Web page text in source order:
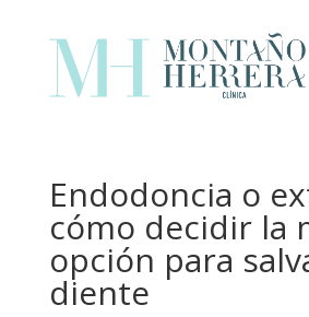
Endodoncia o
cómo decidir la
opción para
diente